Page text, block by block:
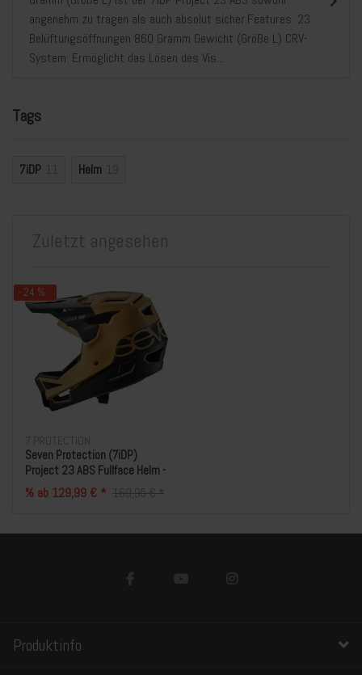
angenehm zu tragen als auch absolut sicher.Features: 23
Belüftungsöffnungen 860 Gramm Gewicht (Größe L) CRV-
System: Ermöglicht das Lösen des Vis...
Tags
7iDP 11 Helm 19
Zuletzt angesehen
- 24 %
7 PROTECTION
Seven Protection (7iDP)
Project 23 ABS Fullface Helm -
Sand/Schwarz
% ab 129,99 € * 169,95 € *
Produktinfo